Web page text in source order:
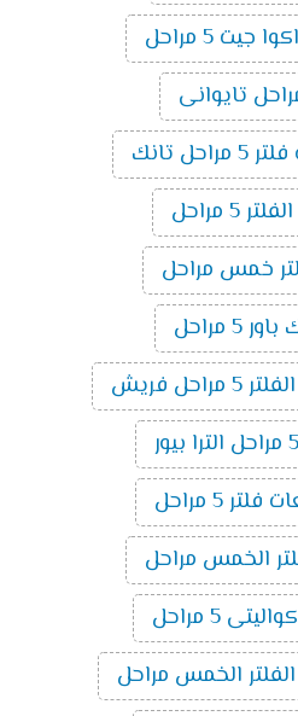
جيت 5 مراحل
تانك
5 مراحل
خمس مراحل
5 مراحل
فريش
5 مراحل
الخمس مراحل
5 مراحل
الخمس مراحل